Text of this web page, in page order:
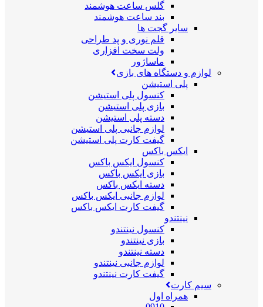
گلس ساعت هوشمند
بند ساعت هوشمند
سایر گجت ها
قلم نوری و پد طراحی
ولت سخت افزاری
ماساژور
لوازم و دستگاه های بازی
پلی استیشن
کنسول پلی استیشن
بازی پلی استیشن
دسته پلی استیشن
لوازم جانبی پلی استیشن
گیفت کارت پلی استیشن
ایکس باکس
کنسول ایکس باکس
بازی ایکس باکس
دسته ایکس باکس
لوازم جانبی ایکس باکس
گیفت کارت ایکس باکس
نینتندو
کنسول نینتندو
بازی نینتندو
دسته نینتندو
لوازم جانبی نینتندو
گیفت کارت نینتندو
سیم کارت
همراه اول